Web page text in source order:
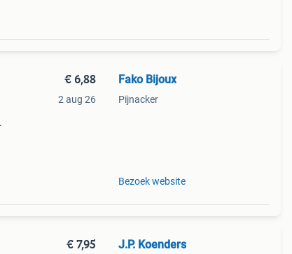
€ 6,88
2 aug 26
Fako Bijoux
Pijnacker
Bezoek website
€ 7,95 J.P. Koenders